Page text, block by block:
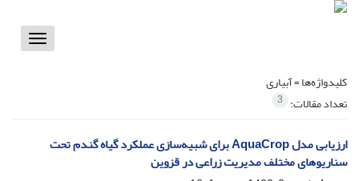
Toggle
کلیدواژه‌ها =آبیاری
تعداد مقالات: 3
ارزیابی مدل AquaCrop برای شبیه‌سازی عملکرد گیاه گندم تحت
سناریوهای مختلف مدیریت زراعی در قزوین